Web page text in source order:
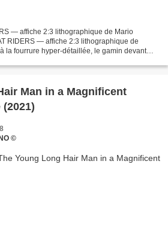
— affiche 2:3 lithographique de Mario
RIDERS — affiche 2:3 lithographique de
la fourrure hyper-détaillée, le gamin devant
Man in a Magnificent
©